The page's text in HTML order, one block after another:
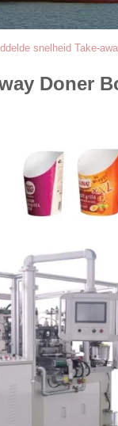
snelheid Take-
Doner